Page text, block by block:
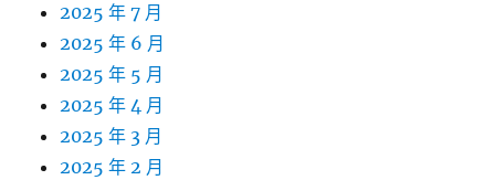
2025 年 7 月
2025 年 6 月
2025 年 5 月
2025 年 4 月
2025 年 3 月
2025 年 2 月